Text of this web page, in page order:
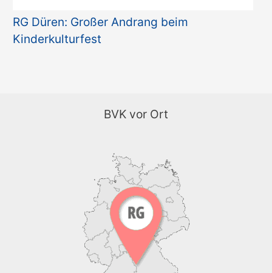
RG Düren: Großer Andrang beim
Kinderkulturfest
BVK vor Ort